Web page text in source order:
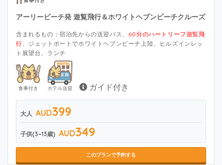
アーリービーチ発 遊覧飛行＆ホワイトヘブンビーチクルーズ
含まれるもの：宿泊先からの送迎バス、 60分のハートリーフ遊覧飛
行 、ジェットボートでホワイトヘブンビーチ上陸、ヒルズインレッ
ト展望台、ランチ
食事付き ホテル送迎 ガイド付き
大人 AUD399
子供(3~13歳) AUD349
このプランで予約する